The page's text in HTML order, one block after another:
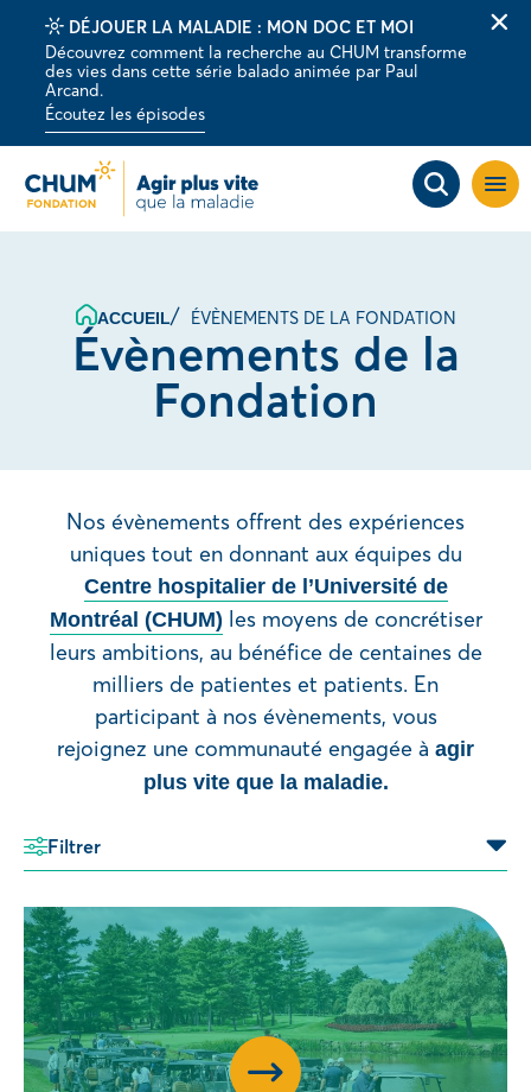
DÉJOUER LA MALADIE : MON DOC ET MOI
Découvrez comment la recherche au CHUM transforme
des vies dans cette série balado animée par Paul
Arcand.
Écoutez les épisodes
la
ACCUEIL ÉVÈNEMENTS DE LA FONDATION
Évènements de la
Fondation
Nos évènements offrent des expériences
uniques tout en donnant aux équipes du
Centre hospitalier de l’Université de
Montréal (CHUM) les moyens de concrétiser
leurs ambitions, au bénéfice de centaines de
milliers de patientes et patients. En
participant à nos évènements, vous
rejoignez une communauté engagée à agir
plus vite que la maladie.
Filtrer